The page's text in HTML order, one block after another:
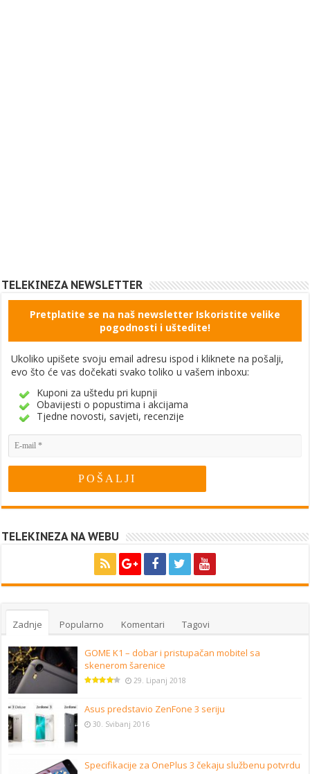
TELEKINEZA NEWSLETTER
Pretplatite se na naš newsletter Iskoristite velike
pogodnosti i uštedite!
Ukoliko upišete svoju email adresu ispod i kliknete na pošalji,
evo što će vas dočekati svako toliko u vašem inboxu:
Kuponi za uštedu pri kupnji
Obavijesti o popustima i akcijama
Tjedne novosti, savjeti, recenzije
TELEKINEZA NA WEBU
Zadnje Popularno Komentari Tagovi
GOME K1 – dobar i pristupačan mobitel sa
skenerom šarenice
29. Lipanj 2018
Asus predstavio ZenFone 3 seriju
30. Svibanj 2016
Specifikacije za OnePlus 3 čekaju službenu potvrdu